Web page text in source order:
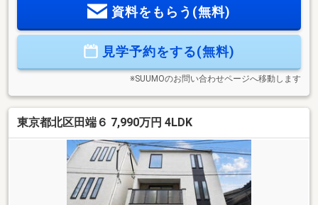
資料をもらう(無料)
見学予約をする(無料)
※SUUMOのお問い合わせページへ移動します
東京都北区田端６ 7,990万円 4LDK